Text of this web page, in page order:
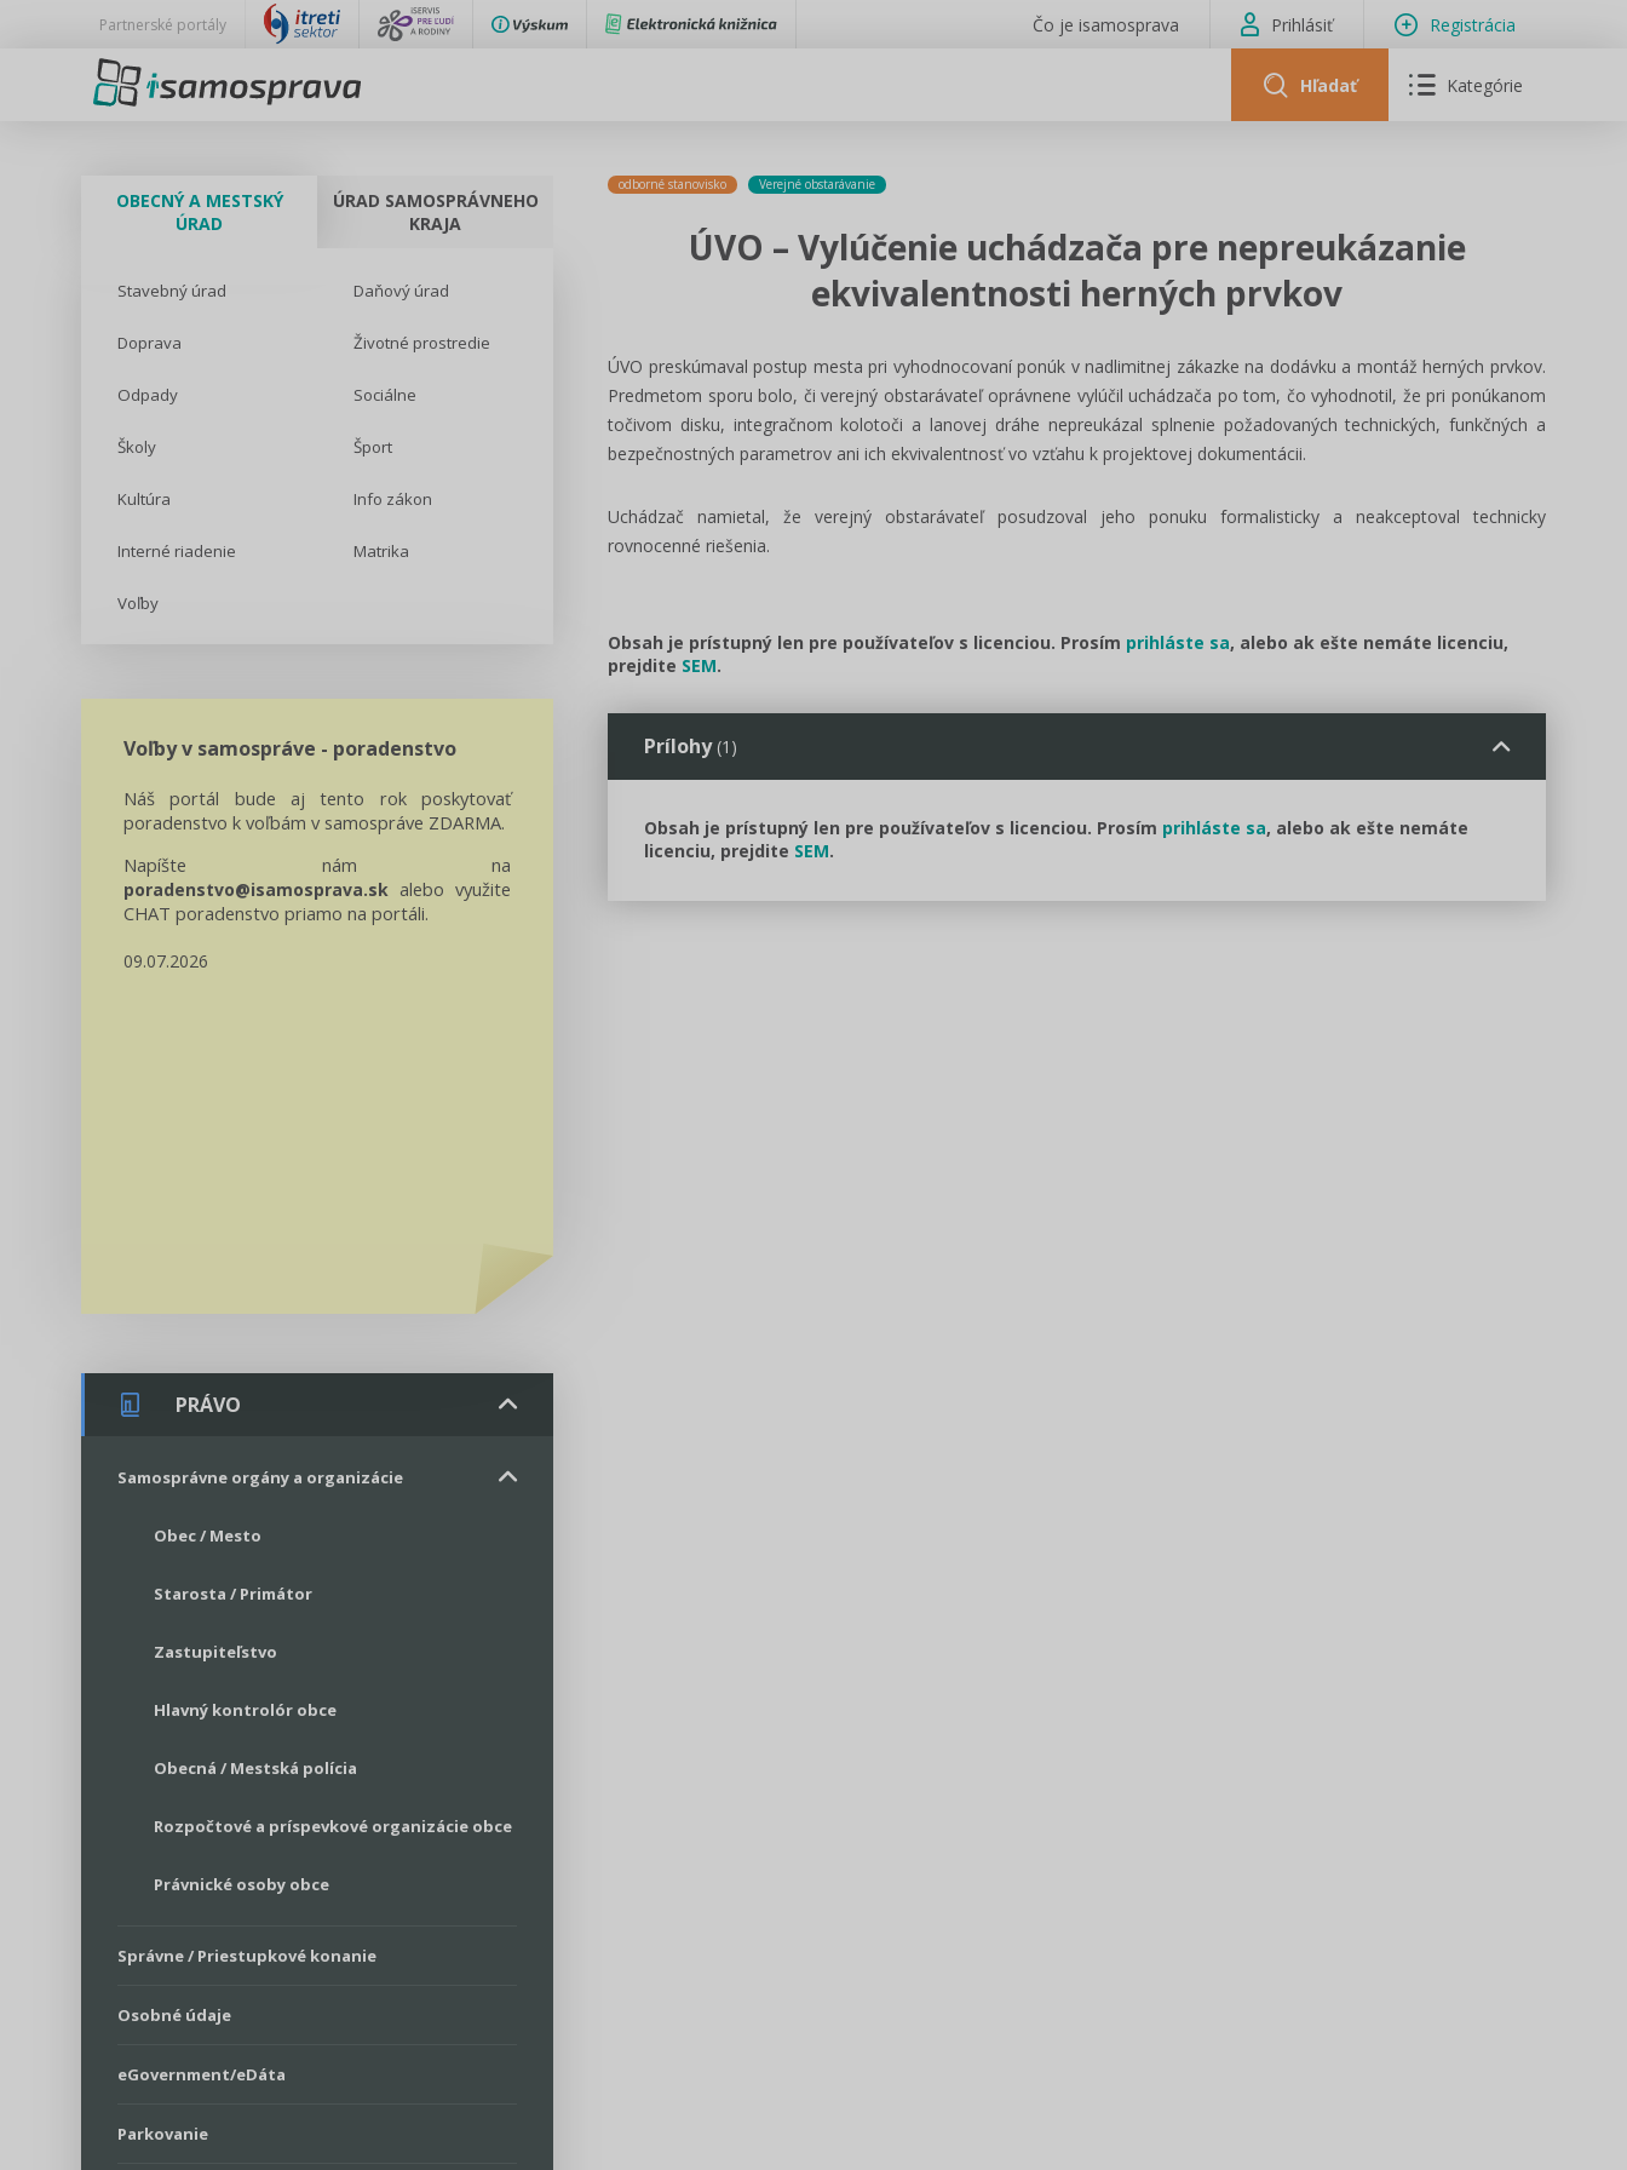
Partnerské portály Čo je isamosprava Prihlásiť Registrácia
Hľadať Kategórie
OBECNÝ A MESTSKÝ
ÚRAD
ÚRAD SAMOSPRÁVNEHO
KRAJA
Stavebný úrad Daňový úrad
Doprava Životné prostredie
Odpady Sociálne
Školy Šport
Kultúra Info zákon
Interné riadenie Matrika
Voľby
Voľby v samospráve - poradenstvo
Náš portál bude aj tento rok poskytovať
poradenstvo k voľbám v samospráve ZDARMA.
Napíšte nám na
poradenstvo@isamosprava.sk alebo využite
CHAT poradenstvo priamo na portáli.
09.07.2026
PRÁVO
Samosprávne orgány a organizácie
Obec / Mesto
Starosta / Primátor
Zastupiteľstvo
Hlavný kontrolór obce
Obecná / Mestská polícia
Rozpočtové a príspevkové organizácie obce
Právnické osoby obce
Správne / Priestupkové konanie
Osobné údaje
eGovernment/eDáta
Parkovanie
odborné stanovisko Verejné obstarávanie
ÚVO – Vylúčenie uchádzača pre nepreukázanie
ekvivalentnosti herných prvkov
ÚVO preskúmaval postup mesta pri vyhodnocovaní ponúk v nadlimitnej zákazke na dodávku a montáž herných prvkov.
Predmetom sporu bolo, či verejný obstarávateľ oprávnene vylúčil uchádzača po tom, čo vyhodnotil, že pri ponúkanom
točivom disku, integračnom kolotoči a lanovej dráhe nepreukázal splnenie požadovaných technických, funkčných a
bezpečnostných parametrov ani ich ekvivalentnosť vo vzťahu k projektovej dokumentácii.
Uchádzač namietal, že verejný obstarávateľ posudzoval jeho ponuku formalisticky a neakceptoval technicky
rovnocenné riešenia.
Obsah je prístupný len pre používateľov s licenciou. Prosím prihláste sa, alebo ak ešte nemáte licenciu,
prejdite SEM.
Prílohy (1)
Obsah je prístupný len pre používateľov s licenciou. Prosím prihláste sa, alebo ak ešte nemáte
licenciu, prejdite SEM.